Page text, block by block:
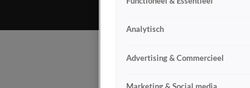
Analytisch
Advertising & Commercieel